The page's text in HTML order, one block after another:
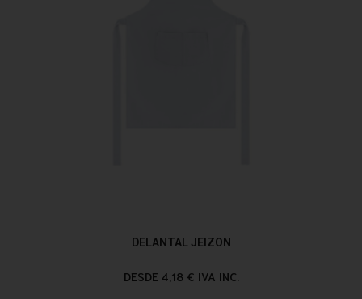
DELANTAL JEIZON
DESDE 4,18 € IVA INC.